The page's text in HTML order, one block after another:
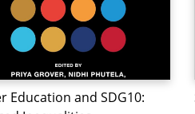
Education and SDG10: